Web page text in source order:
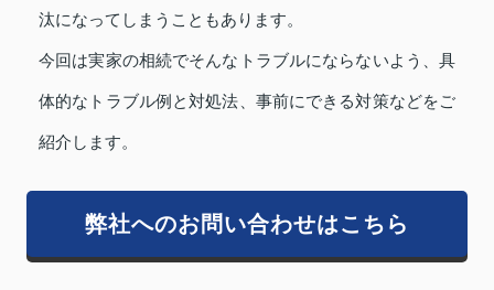
汰になってしまうこともあります。
今回は実家の相続でそんなトラブルにならないよう、具
体的なトラブル例と対処法、事前にできる対策などをご
紹介します。
弊社へのお問い合わせはこちら